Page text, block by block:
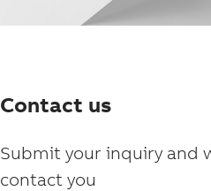
Contact us
Submit your inquiry and
contact you